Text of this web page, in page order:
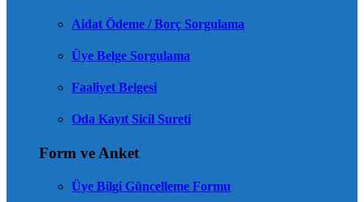
Aidat Ödeme / Borç Sorgulama
Üye Belge Sorgulama
Faaliyet Belgesi
Oda Kayıt Sicil Sureti
Form ve Anket
Üye Bilgi Güncelleme Formu